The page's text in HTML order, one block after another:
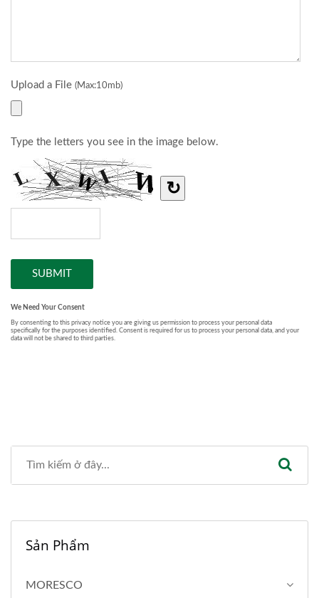
Sản Phẩm
MORESCO